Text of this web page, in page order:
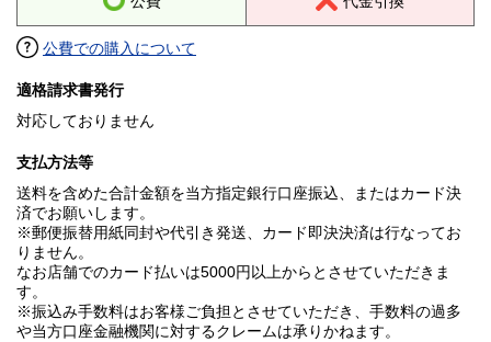
公費での購入について
適格請求書発行
対応しておりません
支払方法等
送料を含めた合計金額を当方指定銀行口座振込、またはカード決
済でお願いします。
※郵便振替用紙同封や代引き発送、カード即決決済は行なってお
りません。
なお店舗でのカード払いは5000円以上からとさせていただきま
す。
※振込み手数料はお客様ご負担とさせていただき、手数料の過多
や当方口座金融機関に対するクレームは承りかねます。